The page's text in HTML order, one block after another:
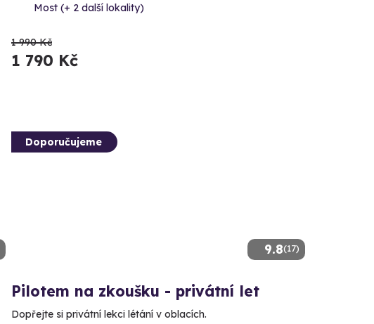
Most (+ 2 další lokality)
1 990 Kč
1 790 Kč
9.8(17)
Doporučujeme
Pilotem na zkoušku - privátní let
Dopřejte si privátní lekci létání v oblacích.